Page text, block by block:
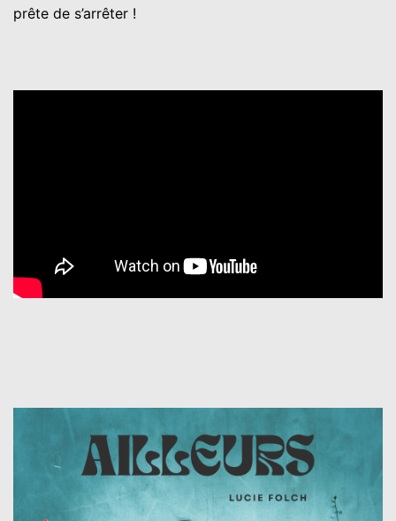
prête de s’arrêter !